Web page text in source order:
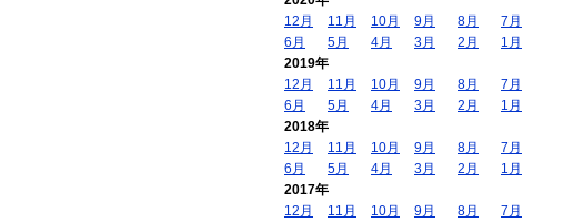
12月
11月 10月 9月 8月
7月
6月
5月 4月 3月 2月
1月
2019年
12月
11月 10月 9月 8月
7月
6月
5月 4月 3月 2月
1月
2018年
12月
11月 10月 9月 8月
7月
6月
5月 4月 3月 2月
1月
2017年
12月
11月 10月 9月 8月
7月